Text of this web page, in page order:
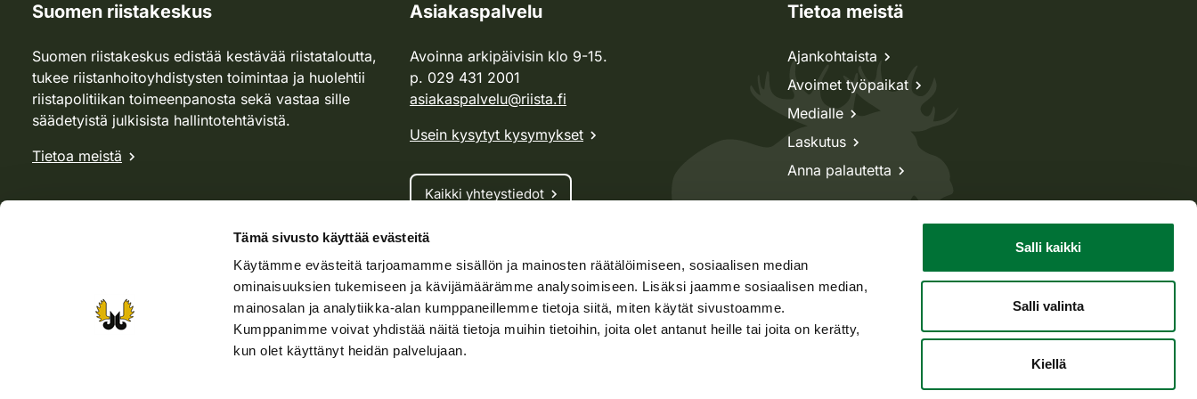
Tämä sivusto käyttää evästeitä
Käytämme evästeitä tarjoamamme sisällön ja mainosten räätälöimiseen, sosiaalisen median
ominaisuuksien tukemiseen ja kävijämäärämme analysoimiseen. Lisäksi jaamme sosiaalisen median,
mainosalan ja analytiikka-alan kumppaneillemme tietoja siitä, miten käytät sivustoamme.
Kumppanimme voivat yhdistää näitä tietoja muihin tietoihin, joita olet antanut heille tai joita on kerätty,
kun olet käyttänyt heidän palvelujaan.
Salli kaikki
Salli valinta
Kiellä
Suomen riistakeskus
Suomen riistakeskus edistää kestävää riistataloutta,
tukee riistanhoitoyhdistysten toimintaa ja huolehtii
riistapolitiikan toimeenpanosta sekä vastaa sille
säädetyistä julkisista hallintotehtävistä.
Tietoa meistä
Asiakaspalvelu
Avoinna arkipäivisin klo 9-15.
p. 029 431 2001
asiakaspalvelu@riista.fi
Usein kysytyt kysymykset
Kaikki yhteystiedot
Metsästyskortti-asiat
Oma riista -asiat
Lupa-asiat
Tietoa meistä
Ajankohtaista
Avoimet työpaikat
Medialle
Laskutus
Anna palautetta